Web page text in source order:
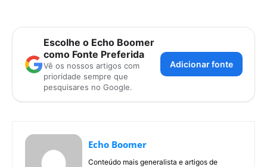
Escolhe o Echo Boomer
como Fonte Preferida
Vê os nossos artigos com
prioridade sempre que
pesquisares no Google.
Adicionar fonte
Echo Boomer
Conteúdo mais generalista e artigos de